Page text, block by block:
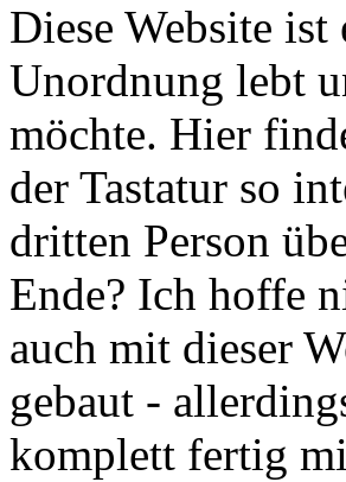
Diese Website
Unordnung lebt
möchte. Hier
der Tastatur so
dritten Person
Ende? Ich hoffe
auch mit dieser
gebaut -
komplett fertig